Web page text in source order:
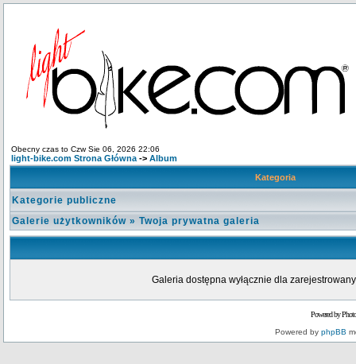
Obecny czas to Czw Sie 06, 2026 22:06
light-bike.com Strona Główna -> Album
Kategoria
Kategorie publiczne
Galerie użytkowników » Twoja prywatna galeria
Galeria dostępna wyłącznie dla
Powered by
Powered by phpBB